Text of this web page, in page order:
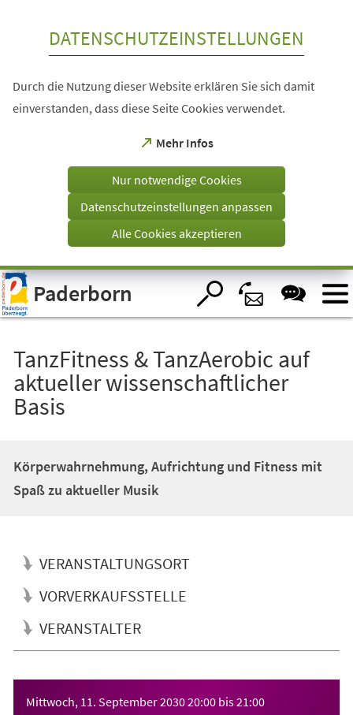
Visuelle
Assistenzsoftware
öffnen.
DATENSCHUTZEINSTELLUNGEN
Durch die Nutzung dieser Website erklären Sie sich damit
einverstanden, dass diese Seite Cookies verwendet.
Mehr Infos
(Öffnet
einem
Tab)
Nur notwendige Cookies
Datenschutzeinstellungen anpassen
Alle Cookies akzeptieren
Paderborn
TanzFitness & TanzAerobic auf
aktueller wissenschaftlicher
Basis
Körperwahrnehmung, Aufrichtung und Fitness mit
Spaß zu aktueller Musik
VERANSTALTUNGSORT
VORVERKAUFSSTELLE
VERANSTALTER
Mittwoch, 11. September 203020:00 bis21:00